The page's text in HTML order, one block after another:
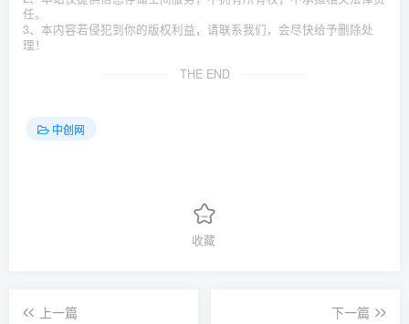
任。
3、本内容若侵犯到你的版权利益，请联系我们，会尽快给予删除处
理！
THE END
中创网
收藏
上一篇
下一篇